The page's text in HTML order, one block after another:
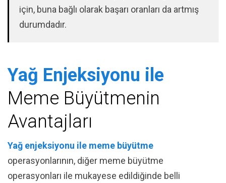
için, buna bağlı olarak başarı oranları da artmış
durumdadır.
Yağ Enjeksiyonu ile
Meme Büyütmenin
Avantajları
Yağ enjeksiyonu ile meme büyütme
operasyonlarının, diğer meme büyütme
operasyonları ile mukayese edildiğinde belli